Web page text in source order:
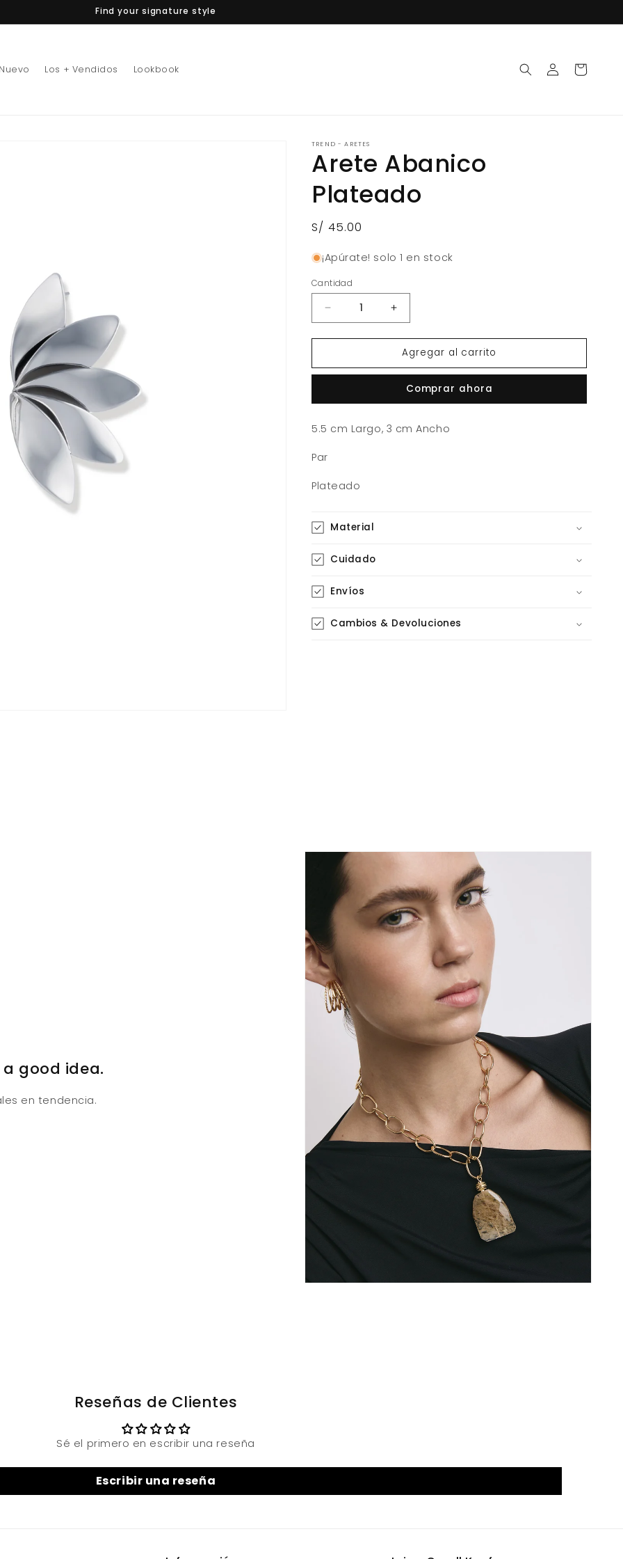
Find your signature style
Los + Vendidos Lookbook
Iniciar
sesión
Carrito
TREND - ARETES
Arete Abanico
Plateado
Precio
S/ 45.00
¡Apúrate! solo 1 en stock
Cantidad
Cantidad
Reducir
cantidad
para
Abanico
Aumentar
cantidad
para
Arete
Abanico
Agregar al carrito
Comprar ahora
5.5 cm Largo, 3 cm Ancho
Par
Plateado
Material
Cuidado
Envíos
Cambios & Devoluciones
good idea.
en tendencia.
Reseñas de Clientes
Sé el primero en escribir una reseña
Escribir una reseña